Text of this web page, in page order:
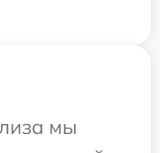
мы